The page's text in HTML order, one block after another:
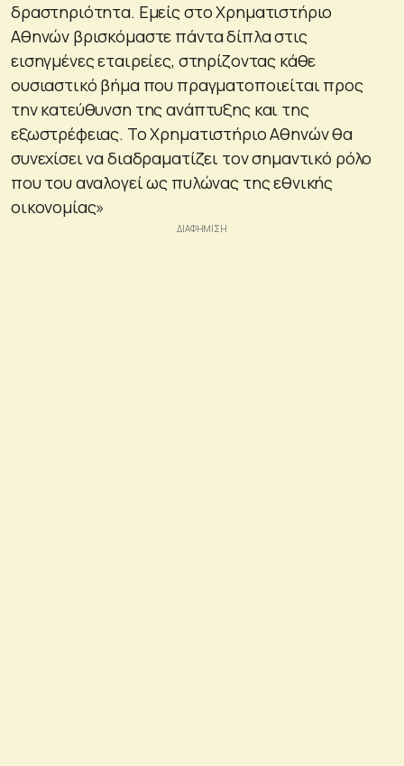
δραστηριότητα. Εμείς στο Χρηματιστήριο
Αθηνών βρισκόμαστε πάντα δίπλα στις
εισηγμένες εταιρείες, στηρίζοντας κάθε
ουσιαστικό βήμα που πραγματοποιείται προς
την κατεύθυνση της ανάπτυξης και της
εξωστρέφειας. Το Χρηματιστήριο Αθηνών θα
συνεχίσει να διαδραματίζει τον σημαντικό ρόλο
που του αναλογεί ως πυλώνας της εθνικής
οικονομίας»